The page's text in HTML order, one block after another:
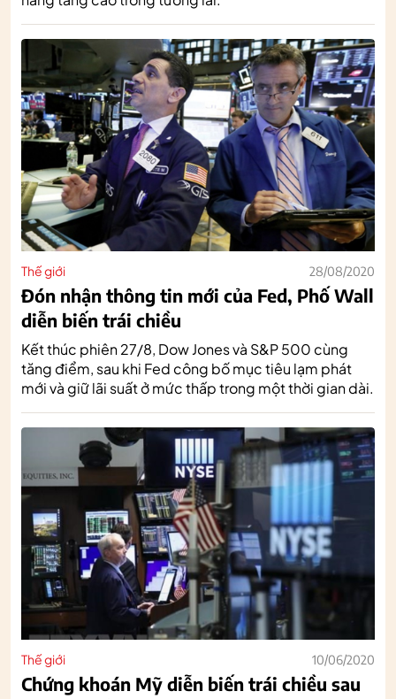
Thế giới 28/08/2020
Đón nhận thông tin mới của Fed, Phố Wall
diễn biến trái chiều
Kết thúc phiên 27/8, Dow Jones và S&P 500 cùng
tăng điểm, sau khi Fed công bố mục tiêu lạm phát
mới và giữ lãi suất ở mức thấp trong một thời gian dài.
Thế giới 10/06/2020
Chứng khoán Mỹ diễn biến trái chiều sau